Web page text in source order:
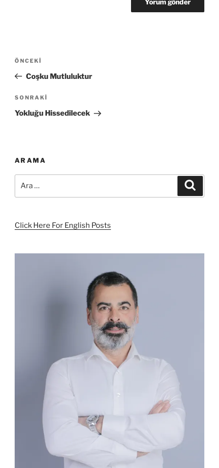
Yazı
Önceki
Yazı
ÖNCEKI
Coşku Mutluluktur
Sonraki
Yazı
SONRAKI
Yokluğu Hissedilecek
ARAMA
Click Here For English Posts